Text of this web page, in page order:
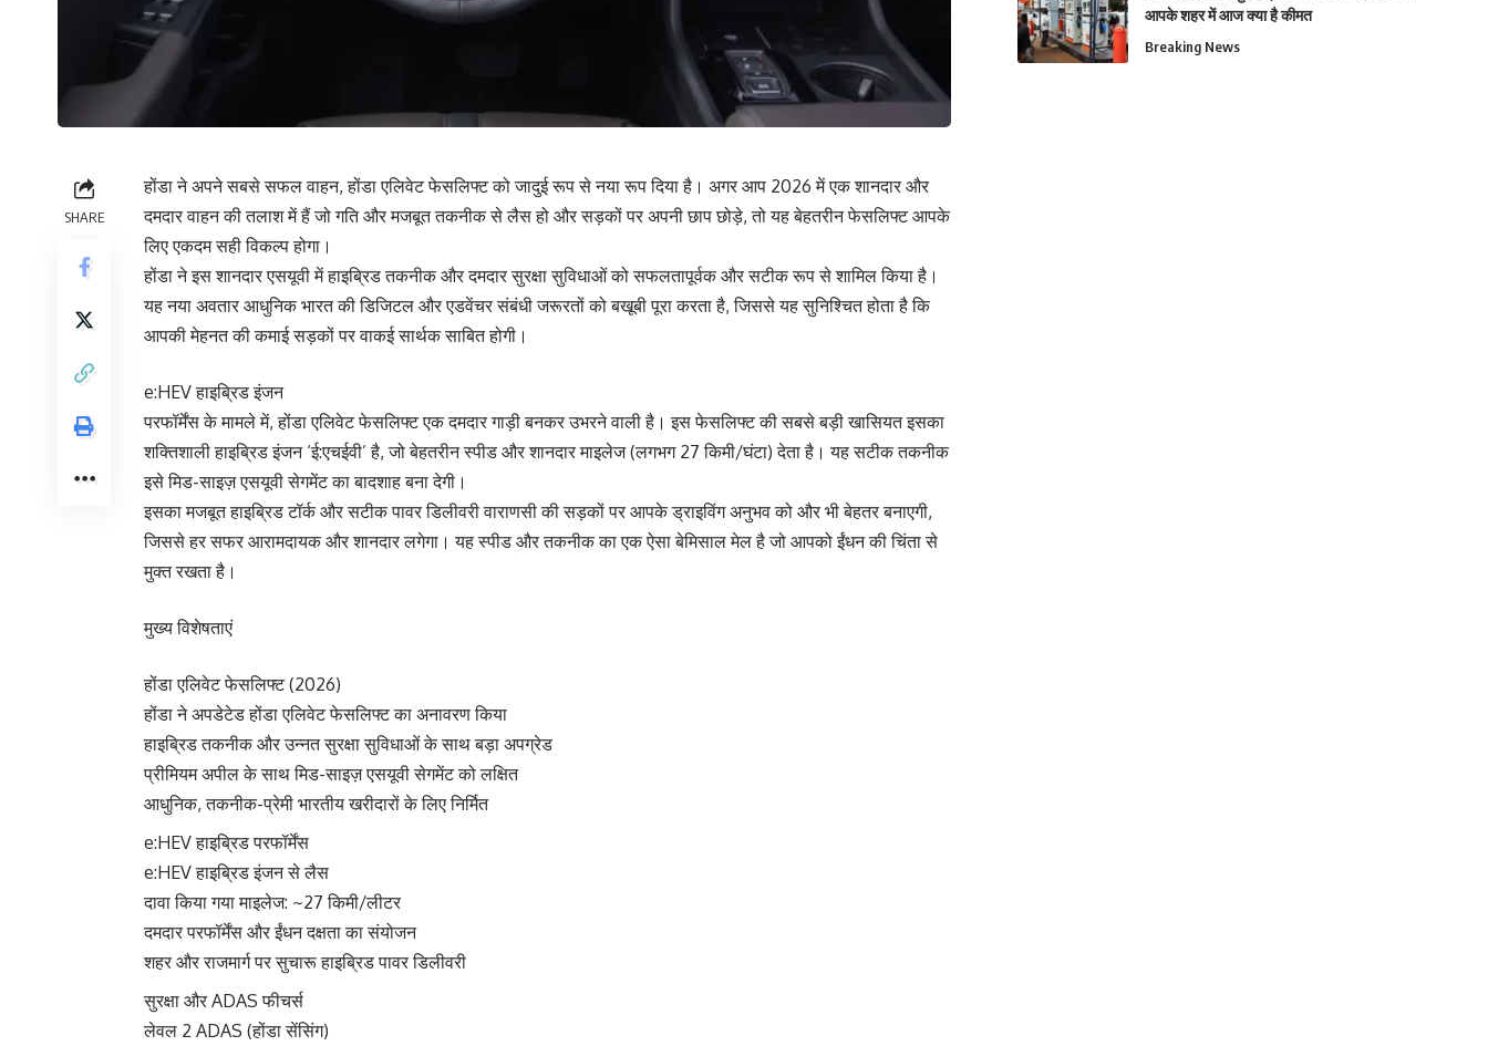
SHARE
होंडा ने अपने सबसे सफल वाहन, होंडा एलिवेट फेसलिफ्ट को जादुई रूप से नया रूप दिया है। अगर आप 2026 में एक शानदार और
दमदार वाहन की तलाश में हैं जो गति और मजबूत तकनीक से लैस हो और सड़कों पर अपनी छाप छोड़े, तो यह बेहतरीन फेसलिफ्ट आपके
लिए एकदम सही विकल्प होगा।
होंडा ने इस शानदार एसयूवी में हाइब्रिड तकनीक और दमदार सुरक्षा सुविधाओं को सफलतापूर्वक और सटीक रूप से शामिल किया है।
यह नया अवतार आधुनिक भारत की डिजिटल और एडवेंचर संबंधी जरूरतों को बखूबी पूरा करता है, जिससे यह सुनिश्चित होता है कि
आपकी मेहनत की कमाई सड़कों पर वाकई सार्थक साबित होगी।
e:HEV हाइब्रिड इंजन
परफॉर्मेंस के मामले में, होंडा एलिवेट फेसलिफ्ट एक दमदार गाड़ी बनकर उभरने वाली है। इस फेसलिफ्ट की सबसे बड़ी खासियत इसका
शक्तिशाली हाइब्रिड इंजन ‘ई:एचईवी’ है, जो बेहतरीन स्पीड और शानदार माइलेज (लगभग 27 किमी/घंटा) देता है। यह सटीक तकनीक
इसे मिड-साइज़ एसयूवी सेगमेंट का बादशाह बना देगी।
इसका मजबूत हाइब्रिड टॉर्क और सटीक पावर डिलीवरी वाराणसी की सड़कों पर आपके ड्राइविंग अनुभव को और भी बेहतर बनाएगी,
जिससे हर सफर आरामदायक और शानदार लगेगा। यह स्पीड और तकनीक का एक ऐसा बेमिसाल मेल है जो आपको ईंधन की चिंता से
मुक्त रखता है।
मुख्य विशेषताएं
होंडा एलिवेट फेसलिफ्ट (2026)
होंडा ने अपडेटेड होंडा एलिवेट फेसलिफ्ट का अनावरण किया
हाइब्रिड तकनीक और उन्नत सुरक्षा सुविधाओं के साथ बड़ा अपग्रेड
प्रीमियम अपील के साथ मिड-साइज़ एसयूवी सेगमेंट को लक्षित
आधुनिक, तकनीक-प्रेमी भारतीय खरीदारों के लिए निर्मित
e:HEV हाइब्रिड परफॉर्मेंस
e:HEV हाइब्रिड इंजन से लैस
दावा किया गया माइलेज: ~27 किमी/लीटर
दमदार परफॉर्मेंस और ईंधन दक्षता का संयोजन
शहर और राजमार्ग पर सुचारू हाइब्रिड पावर डिलीवरी
सुरक्षा और ADAS फीचर्स
लेवल 2 ADAS (होंडा सेंसिंग)
आपके शहर में आज क्या है कीमत
Breaking News